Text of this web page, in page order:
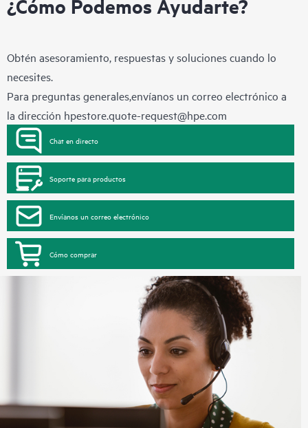
¿Cómo Podemos Ayudarte?
Obtén asesoramiento, respuestas y soluciones cuando lo
necesites.
Para preguntas generales,envíanos un correo electrónico a
la dirección hpestore.quote-request@hpe.com
Chat en directo
Soporte para productos
Envíanos un correo electrónico
Cómo comprar